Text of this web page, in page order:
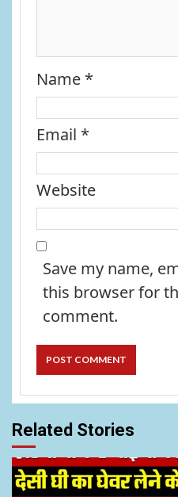
Name *
Email *
Website
Save my name,
this browser for
comment.
Related Stories